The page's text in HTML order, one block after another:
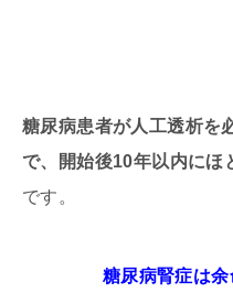
糖尿病患者が人工透析を
で、開始後10年以内にほ
です。
糖尿病腎症は